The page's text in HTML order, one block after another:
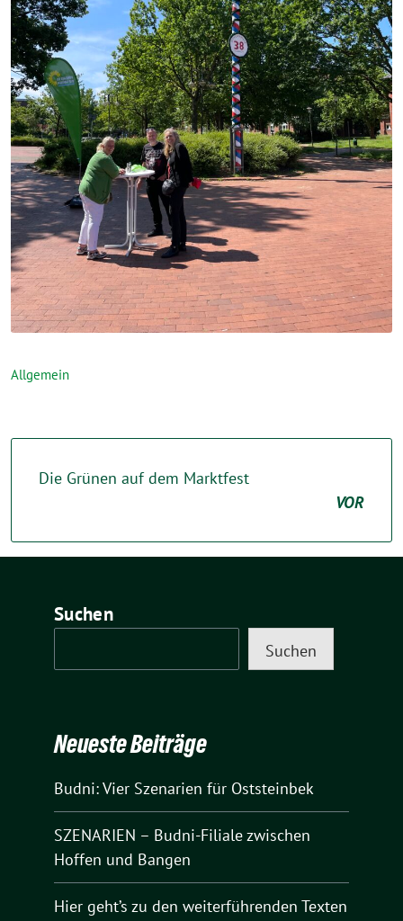
Allgemein
Die Grünen auf dem Marktfest
VOR
Suchen
Suchen
Neueste Beiträge
Budni: Vier Szenarien für Oststeinbek
SZENARIEN – Budni-Filiale zwischen
Hoffen und Bangen
Hier geht’s zu den weiterführenden Texten